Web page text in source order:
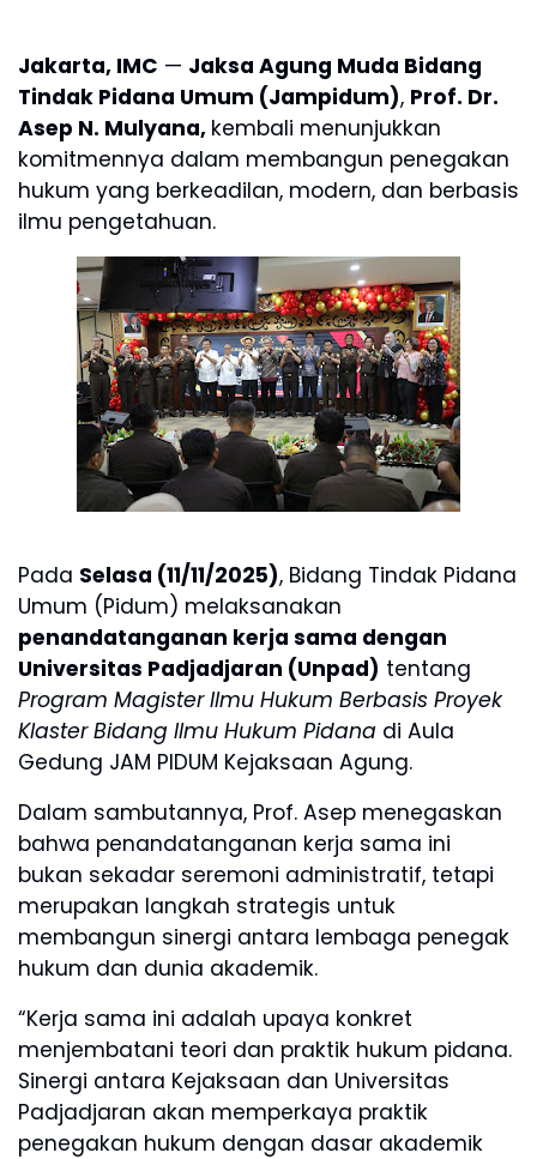
Jakarta, IMC — Jaksa Agung Muda Bidang
Tindak Pidana Umum (Jampidum), Prof. Dr.
Asep N. Mulyana, kembali menunjukkan
komitmennya dalam membangun penegakan
hukum yang berkeadilan, modern, dan berbasis
ilmu pengetahuan.
Pada Selasa (11/11/2025), Bidang Tindak Pidana
Umum (Pidum) melaksanakan
penandatanganan kerja sama dengan
Universitas Padjadjaran (Unpad) tentang
Program Magister Ilmu Hukum Berbasis Proyek
Klaster Bidang Ilmu Hukum Pidana di Aula
Gedung JAM PIDUM Kejaksaan Agung.
Dalam sambutannya, Prof. Asep menegaskan
bahwa penandatanganan kerja sama ini
bukan sekadar seremoni administratif, tetapi
merupakan langkah strategis untuk
membangun sinergi antara lembaga penegak
hukum dan dunia akademik.
“Kerja sama ini adalah upaya konkret
menjembatani teori dan praktik hukum pidana.
Sinergi antara Kejaksaan dan Universitas
Padjadjaran akan memperkaya praktik
penegakan hukum dengan dasar akademik